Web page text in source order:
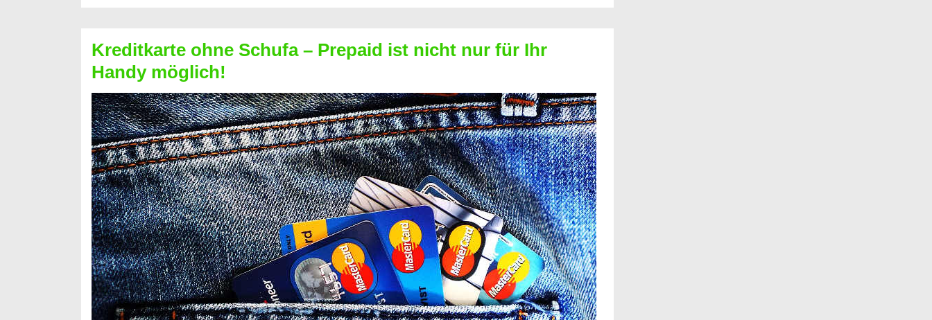
Neueröffnung
trotz
Schufaeintrag
möglich
Kreditkarte ohne Schufa – Prepaid ist nicht nur für Ihr
Handy möglich!